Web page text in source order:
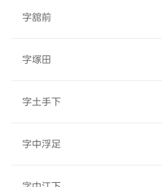
字舘前
字塚田
字土手下
字中浮足